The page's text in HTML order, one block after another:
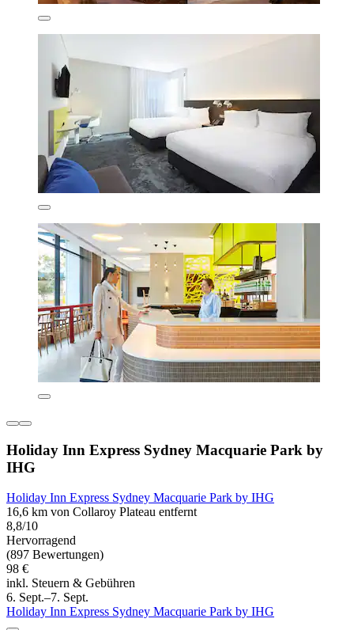
Holiday Inn Express Sydney Macquarie Park by
IHG
Holiday Inn Express Sydney Macquarie Park by IHG
16,6 km von Collaroy Plateau entfernt
8,8/10
Hervorragend
(897 Bewertungen)
98 €
inkl. Steuern & Gebühren
6. Sept.–7. Sept.
Holiday Inn Express Sydney Macquarie Park by IHG